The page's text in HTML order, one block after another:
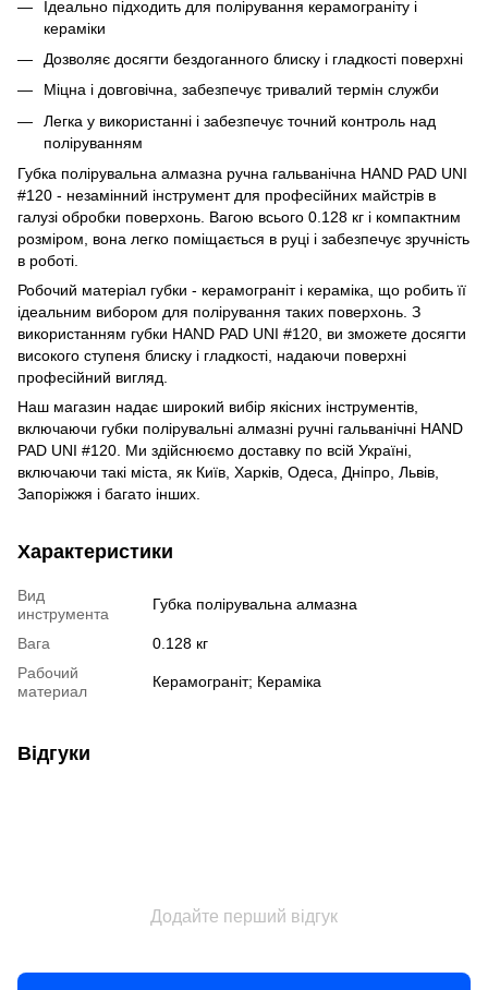
Ідеально підходить для полірування керамограніту і
кераміки
Дозволяє досягти бездоганного блиску і гладкості поверхні
Міцна і довговічна, забезпечує тривалий термін служби
Легка у використанні і забезпечує точний контроль над
поліруванням
Губка полірувальна алмазна ручна гальванічна HAND PAD UNI
#120 - незамінний інструмент для професійних майстрів в
галузі обробки поверхонь. Вагою всього 0.128 кг і компактним
розміром, вона легко поміщається в руці і забезпечує зручність
в роботі.
Робочий матеріал губки - керамограніт і кераміка, що робить її
ідеальним вибором для полірування таких поверхонь. З
використанням губки HAND PAD UNI #120, ви зможете досягти
високого ступеня блиску і гладкості, надаючи поверхні
професійний вигляд.
Наш магазин надає широкий вибір якісних інструментів,
включаючи губки полірувальні алмазні ручні гальванічні HAND
PAD UNI #120. Ми здійснюємо доставку по всій Україні,
включаючи такі міста, як Київ, Харків, Одеса, Дніпро, Львів,
Запоріжжя і багато інших.
Характеристики
Вид
инструмента
Губка полірувальна алмазна
Вага
0.128 кг
Рабочий
материал
Керамограніт; Кераміка
Відгуки
Додайте перший відгук